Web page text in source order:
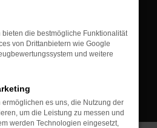
Kontakt:
3745 760 90 20
3745 760 90 21
trading.com
bieten die bestmögliche Funktionalität
von Drittanbietern wie Google
und weitere
ermöglichen es uns, die Nutzung der
um die Leistung zu messen und
werden Technologien eingesetzt,